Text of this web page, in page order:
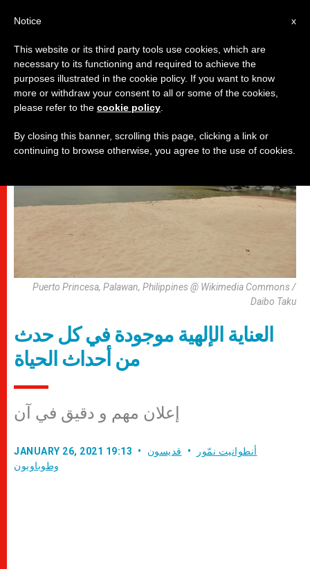
قديسون وطوباويون
Puerto Princesa, Palawan, Philippines @ Wikimedia Commons /
Daibo Taku
العناية الإلهية موجودة في كل حدث
من أحداث الحياة
إعلان مهم و دقيق في آن
JANUARY 26, 2021 19:13 أنطوانيت نمّور
قديسون
وطوباويون
x
Notice
This website or its third party tools use cookies, which are
necessary to its functioning and required to achieve the
purposes illustrated in the cookie policy. If you want to know
more or withdraw your consent to all or some of the cookies,
please refer to the cookie policy
By closing this banner, scrolling this page, clicking a link or
continuing to browse otherwise, you agree to the use of cookies.